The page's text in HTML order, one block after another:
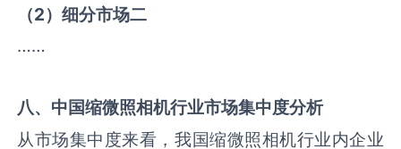
（2）细分市场二
……
八、中国缩微照相机行业市场集中度分析
从市场集中度来看，我国缩微照相机行业内企业